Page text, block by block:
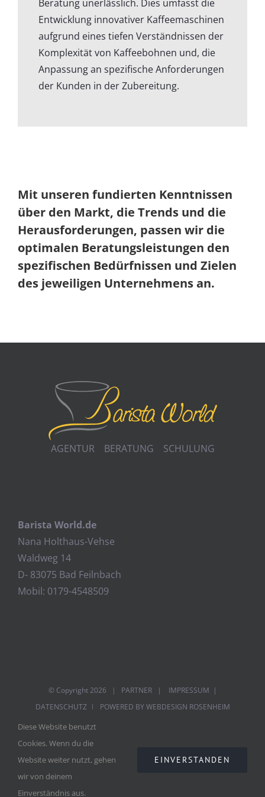
Beratung unerlässlich. Dies umfasst die
Entwicklung innovativer Kaffeemaschinen
aufgrund eines tiefen Verständnissen der
Komplexität von Kaffeebohnen und, die
Anpassung an spezifische Anforderungen
der Kunden in der Zubereitung.
Mit unseren fundierten Kenntnissen
über den Markt, die Trends und die
Herausforderungen, passen wir die
optimalen Beratungsleistungen den
spezifischen Bedürfnissen und Zielen
des jeweiligen Unternehmens an.
AGENTUR BERATUNG SCHULUNG
Barista World.de
Nana Holthaus-Vehse
Waldweg 14
D- 83075 Bad Feilnbach
Mobil: 0179-4548509
© Copyright2026 | PARTNER| IMPRESSUM |
DATENSCHUTZ| POWERED BYWEBDESIGN ROSENHEIM
Diese Website benutzt
Cookies. Wenn du die
Website weiter nutzt, gehen
wir von deinem
Einverständnis aus.
EINVERSTANDEN